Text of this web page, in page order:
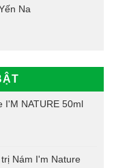
Na
I'M NATURE 50ml
Nám I'm Nature